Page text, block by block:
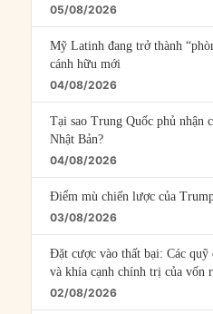
05/08/2026
Mỹ Latinh đang trở thành
cánh hữu mới
04/08/2026
Tại sao Trung Quốc phủ nhận
Nhật Bản?
04/08/2026
Điểm mù chiến lược của
03/08/2026
Đặt cược vào thất bại: Các
và khía cạnh chính trị của vốn
02/08/2026